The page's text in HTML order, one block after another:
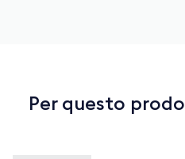
Per questo